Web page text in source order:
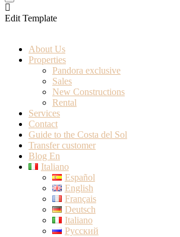
Edit Template
About Us
Properties
Pandora exclusive
Sales
New Constructions
Rental
Services
Contact
Guide to the Costa del Sol
Transfer customer
Blog En
Italiano
Español
English
Français
Deutsch
Italiano
Русский